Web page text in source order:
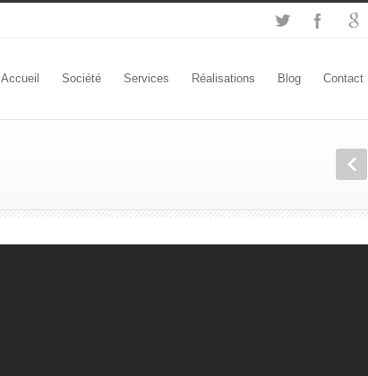
Accueil Société Services Réalisations Blog Contact